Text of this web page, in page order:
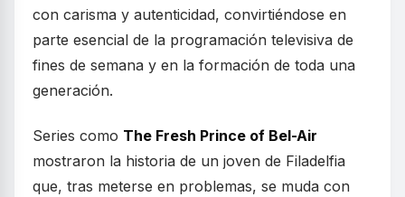
con carisma y autenticidad, convirtiéndose en
parte esencial de la programación televisiva de
fines de semana y en la formación de toda una
generación.
Series como The Fresh Prince of Bel-Air
mostraron la historia de un joven de Filadelfia
que, tras meterse en problemas, se muda con